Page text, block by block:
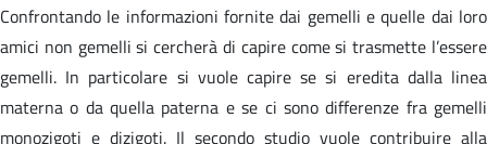
Confrontando le informazioni fornite dai gemelli e quelle dai loro
amici non gemelli si cercherà di capire come si trasmette l’essere
gemelli. In particolare si vuole capire se si eredita dalla linea
materna o da quella paterna e se ci sono differenze fra gemelli
monozigoti e dizigoti. Il secondo studio vuole contribuire alla